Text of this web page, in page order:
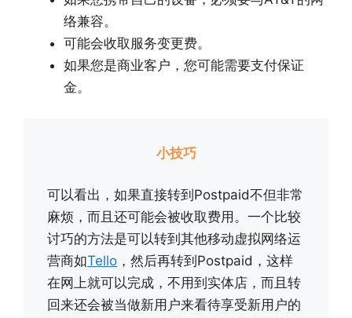
络兼容。
可能会收取服务变更费。
如果您是商业客户，您可能需要支付保证
金。
小技巧
可以看出，如果直接转到Postpaid不但非常
麻烦，而且还可能会被收取费用。一个比较
讨巧的方法是可以转到其他移动虚拟网络运
营商如Tello ，然后再转到Postpaid，这样
在网上就可以完成，不用到实体店，而且转
回来还会被当做新用户来看待享受新用户的